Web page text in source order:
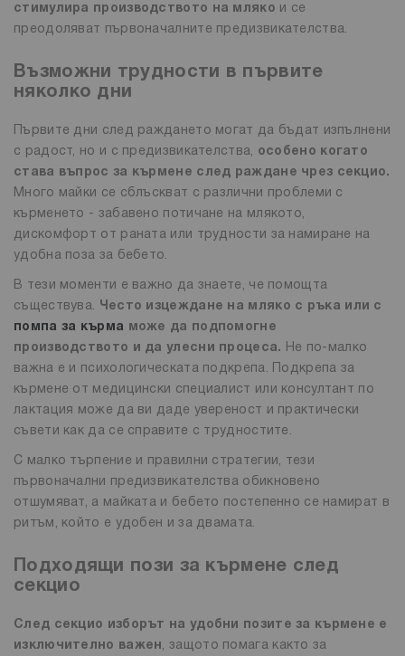
стимулира производството на мляко и се
преодоляват първоначалните предизвикателства.
Възможни трудности в първите
няколко дни
Първите дни след раждането могат да бъдат изпълнени
с радост, но и с предизвикателства, особено когато
става въпрос за кърмене след раждане чрез секцио.
Много майки се сблъскват с различни проблеми с
кърменето - забавено потичане на млякото,
дискомфорт от раната или трудности за намиране на
удобна поза за бебето.
В тези моменти е важно да знаете, че помощта
съществува. Често изцеждане на мляко с ръка или с
помпа за кърма може да подпомогне
производството и да улесни процеса.
Не по-малко
важна е и психологическата подкрепа. Подкрепа за
кърмене от медицински специалист или консултант по
лактация може да ви даде увереност и практически
съвети как да се справите с трудностите.
С малко търпение и правилни стратегии, тези
първоначални предизвикателства обикновено
отшумяват, а майката и бебето постепенно се намират в
ритъм, който е удобен и за двамата.
Подходящи пози за кърмене след
секцио
След секцио изборът на удобни позите за кърмене е
изключително важен , защото помага както за